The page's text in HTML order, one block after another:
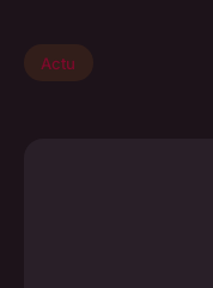
Actu